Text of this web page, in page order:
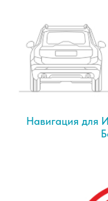
Навигация для